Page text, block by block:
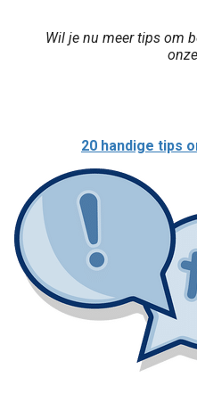
Wil je nu meer tips om
20 handige tips